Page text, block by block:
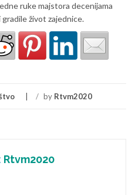
ruke majstora decenijama
život zajednice.
/ by Rtvm2020
Rtvm2020